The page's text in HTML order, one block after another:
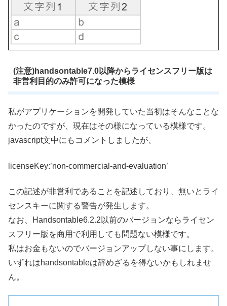
(注意)handsontable7.0以降からライセンスフリー版は
非営利目的のみ許可になった模様
私がアプリケーションを開発していた当初はそんなことな
かったのですが、現在はその様になっている模様です。
javascript文中にもコメントしましたが、
licenseKey:’non-commercial-and-evaluation’
この記述が非営利であることを記述しており、無いとライ
センスキーに関する警告が発生します。
なお、Handsontable6.2.2以前のバージョンならライセン
スフリー版を商用で利用しても問題ない模様です。
私はお金もないのでバージョンアップしない事にします。
いずれはhandsontableは辞めざるを得ないかもしれませ
ん。